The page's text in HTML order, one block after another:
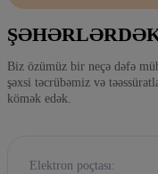
Biz özümüz bir neçə dəfə
şəxsi təcrübəmiz və
kömək edək.
Elektron poçtası: